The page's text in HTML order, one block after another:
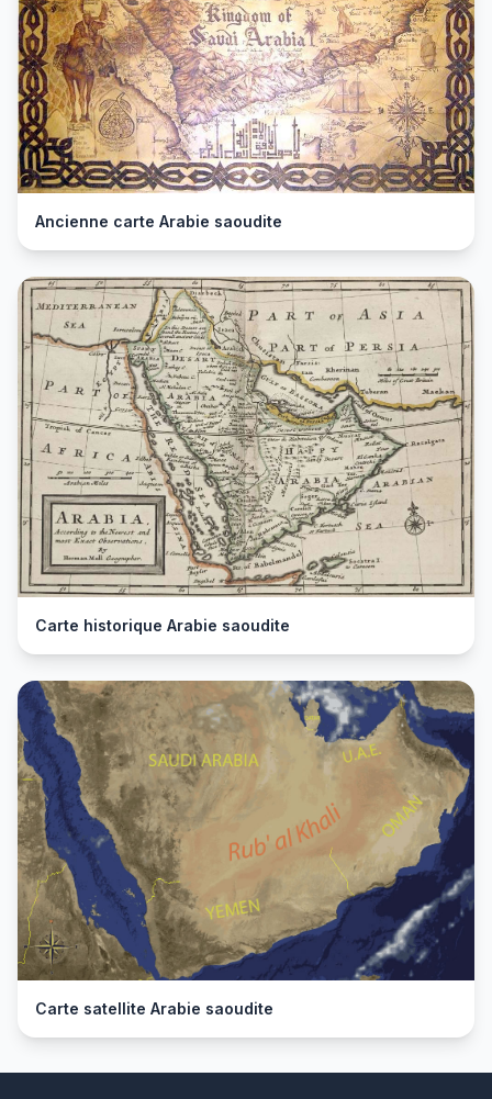
Ancienne carte Arabie saoudite
Carte historique Arabie saoudite
Carte satellite Arabie saoudite